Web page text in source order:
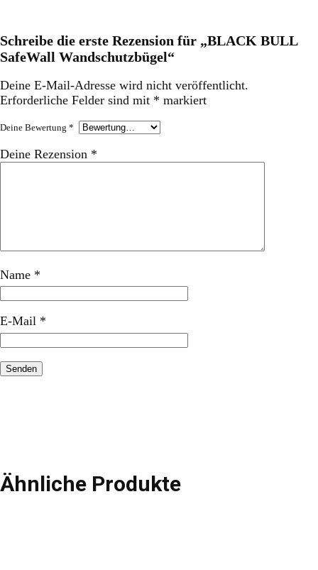
Schreibe die erste Rezension für „BLACK BULL
SafeWall Wandschutzbügel“
Deine E-Mail-Adresse wird nicht veröffentlicht.
Erforderliche Felder sind mit * markiert
Deine Bewertung *
Deine Rezension *
Name *
E-Mail *
Ähnliche Produkte